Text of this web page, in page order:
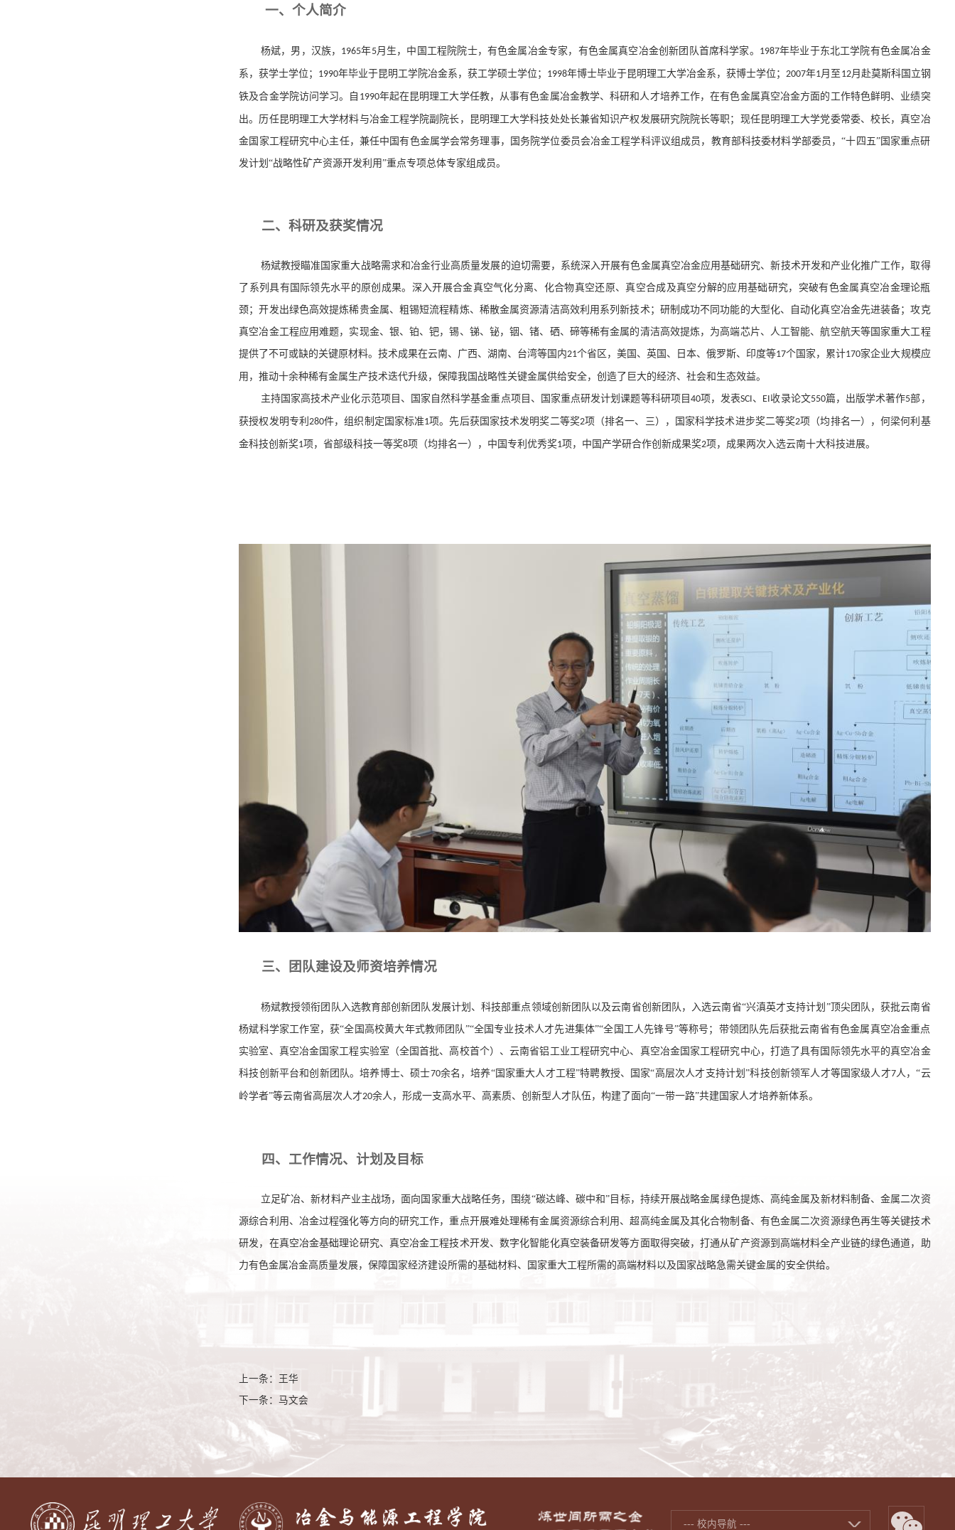
一、个人简介
杨斌，男，汉族， 1965年5月生，中国工程院院士，有色金属冶金专家，有色金属真空冶金创新团队首席科学家。 1987年毕业于东北工学院有色金属冶金
系，获学士学位； 1990年毕业于昆明工学院冶金系，获工学硕士学位； 1998年博士毕业于昆明理工大学冶金系，获博士学位； 2007年1月至 12月赴莫斯科国立钢
铁及合金学院访问学习。自 1990年起在昆明理工大学任教，从事有色金属冶金教学、科研和人才培养工作，在有色金属真空冶金方面的工作特色鲜明、业绩突
出。历任昆明理工大学材料与冶金工程学院副院长，昆明理工大学科技处处长兼省知识产权发展研究院院长等职；现任昆明理工大学党委常委、校长，真空冶
金国家工程研究中心主任，兼任中国有色金属学会常务理事，国务院学位委员会冶金工程学科评议组成员，教育部科技委材料学部委员，“十四五”国家重点研
发计划“战略性矿产资源开发利用”重点专项总体专家组成员。
二、科研及获奖情况
杨斌教授瞄准国家重大战略需求和冶金行业高质量发展的迫切需要，系统深入开展有色金属真空冶金应用基础研究、新技术开发和产业化推广工作，取得
了系列具有国际领先水平的原创成果。深入开展合金真空气化分离、化合物真空还原、真空合成及真空分解的应用基础研究，突破有色金属真空冶金理论瓶
颈；开发出绿色高效提炼稀贵金属、粗锡短流程精炼、稀散金属资源清洁高效利用系列新技术；研制成功不同功能的大型化、自动化真空冶金先进装备；攻克
真空冶金工程应用难题，实现金、银、铂、钯，锡、锑、铋，铟、锗、硒、碲等稀有金属的清洁高效提炼，为高端芯片、人工智能、航空航天等国家重大工程
提供了不可或缺的关键原材料。技术成果在云南、广西、湖南、台湾等国内21个省区，美国、英国、日本、俄罗斯、印度等17个国家，累计170家企业大规模应
用，推动十余种稀有金属生产技术迭代升级，保障我国战略性关键金属供给安全，创造了巨大的经济、社会和生态效益。
主持国家高技术产业化示范项目、国家自然科学基金重点项目、国家重点研发计划课题等科研项目 40项，发表SCI 、 EI 收录论文550篇，出版学术著作5部，
获授权发明专利 280件，组织制定国家标准1项。先后获国家技术发明奖二等奖2项（排名一、三），国家科学技术进步奖二等奖2项（均排名一），何梁何利基
金科技创新奖1项，省部级科技一等奖8项（均排名一），中国专利优秀奖1项，中国产学研合作创新成果奖2项，成果两次入选云南十大科技进展。
三、团队建设及师资培养情况
杨斌教授领衔团队入选教育部创新团队发展计划、科技部重点领域创新团队以及云南省创新团队，入选云南省“兴滇英才支持计划”顶尖团队，获批云南省
杨斌科学家工作室，获“全国高校黄大年式教师团队”“全国专业技术人才先进集体”“全国工人先锋号”等称号；带领团队先后获批云南省有色金属真空冶金重点
实验室、真空冶金国家工程实验室（全国首批、高校首个）、云南省铝工业工程研究中心、真空冶金国家工程研究中心，打造了具有国际领先水平的真空冶金
科技创新平台和创新团队。培养博士、硕士70余名，培养“国家重大人才工程”特聘教授、国家“高层次人才支持计划”科技创新领军人才等国家级人才7人，“云
岭学者”等云南省高层次人才20余人，形成一支高水平、高素质、创新型人才队伍，构建了面向“一带一路”共建国家人才培养新体系。
四、工作情况、计划及目标
立足矿冶、新材料产业主战场，面向国家重大战略任务，围绕“碳达峰、碳中和”目标，持续开展战略金属绿色提炼、高纯金属及新材料制备、金属二次资
源综合利用、冶金过程强化等方向的研究工作，重点开展难处理稀有金属资源综合利用、超高纯金属及其化合物制备、有色金属二次资源绿色再生等关键技术
研发，在真空冶金基础理论研究、真空冶金工程技术开发、数字化智能化真空装备研发等方面取得突破，打通从矿产资源到高端材料全产业链的绿色通道，助
力有色金属冶金高质量发展，保障国家经济建设所需的基础材料、国家重大工程所需的高端材料以及国家战略急需关键金属的安全供给。
上一条：
王华
下一条：马文会
--- 校内导航 ---